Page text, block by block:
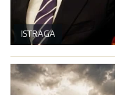
ISTRAGA